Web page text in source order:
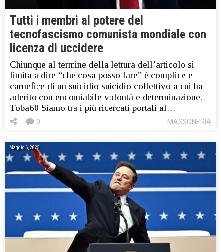
Tutti i membri al potere del
tecnofascismo comunista mondiale con
licenza di uccidere
Chiunque al termine della lettura dell’articolo si
limita a dire “che cosa posso fare” è complice e
carnefice di un suicidio suicidio collettivo a cui ha
aderito con encomiabile volontà e determinazione.
Toba60 Siamo tra i più ricercati portali al…
MASSONERIA
0
Maggio 6, 2025